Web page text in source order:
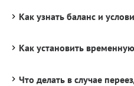
Как узнать баланс и
Как установить
Что делать в случае